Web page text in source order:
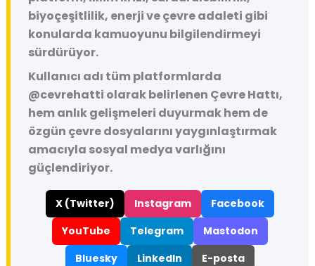
biyoçeşitlilik, enerji ve çevre adaleti gibi
konularda kamuoyunu bilgilendirmeyi
sürdürüyor.
Kullanıcı adı tüm platformlarda
@cevrehatti olarak belirlenen Çevre Hattı,
hem anlık gelişmeleri duyurmak hem de
özgün çevre dosyalarını yaygınlaştırmak
amacıyla sosyal medya varlığını
güçlendiriyor.
X (Twitter) Instagram
Facebook
YouTube
Telegram
Mastodon
Bluesky
LinkedIn E-posta